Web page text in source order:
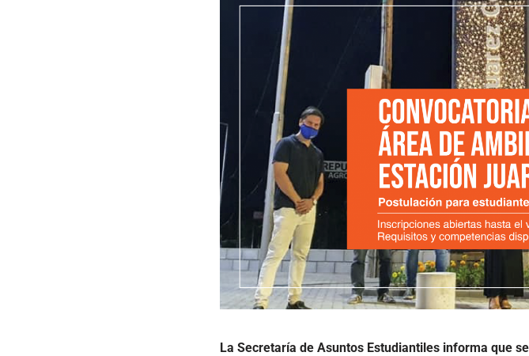
La Secretaría de Asuntos Estudiantiles informa que